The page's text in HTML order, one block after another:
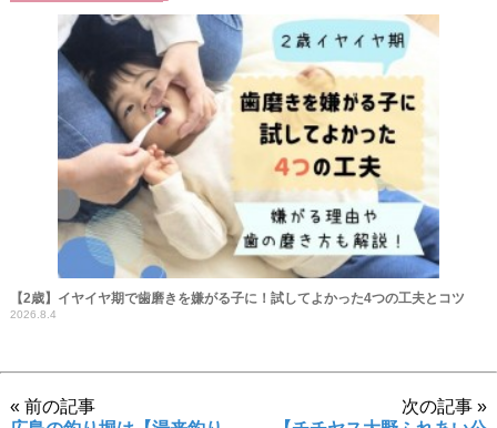
【2歳】イヤイヤ期で歯磨きを嫌がる子に！試してよかった4つの工夫とコツ
2026.8.4
« 前の記事
次の記事 »